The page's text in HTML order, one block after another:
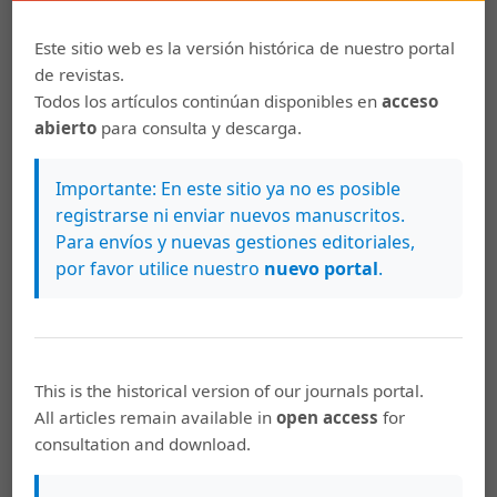
Universidad de Costa Rica 1946-1999.
Revista Electrónica de Historia: Vol. 1 Núm. 1
Ronald Eduardo Díaz Bolaños,
orígenes de la gimnasia como actividad física
en Costa Rica (1855 - 1949) ,Diálogos. Revista
Electrónica de Historia: Vol. 12 Núm. 1 (2011)
Ordenadas por el Prof. Paul Biolley Matthey
(1902),Diálogos. Revista Electrónica de
Historia: Vol. 10 Núm. 1 (2009)
Este sitio web es la versión histórica de nuestro portal
de revistas.
Todos los artículos continúan disponibles enacceso
abierto para consulta y descarga.
Importante: En este sitio ya no es posible
registrarse ni enviar nuevos manuscritos.
Para envíos y nuevas gestiones editoriales,
por favor utilice nuestro nuevo portal.
This is the historical version of our journals portal.
All articles remain available inopen access for
consultation and download.